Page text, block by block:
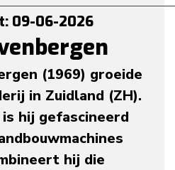
09-06-2026
(1969) groeide
in Zuidland (ZH).
hij gefascineerd
hij die